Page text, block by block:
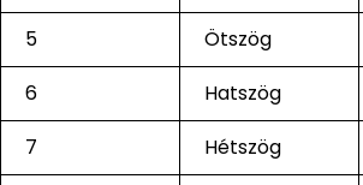
5
Ötszög
6
Hatszög
7
Hétszög